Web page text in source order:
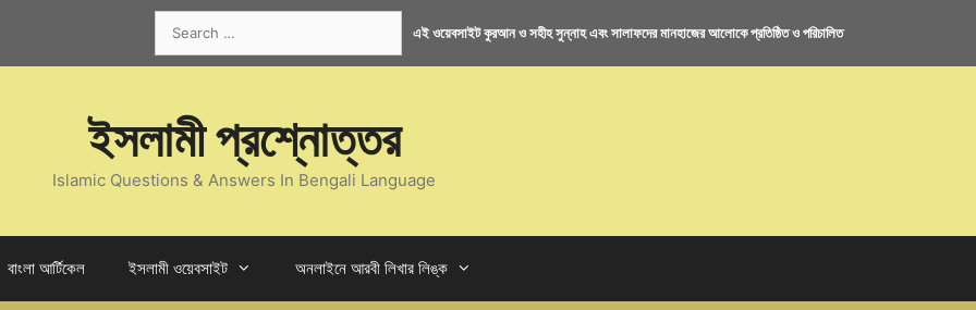
for:
এই ওয়েবসাইট কুরআন ও সহীহ সুন্নাহ এবং সালাফদের মানহাজের আলোকে প্রতিষ্ঠিত ও পরিচালিত
ইসলামী প্রশ্নোত্তর
Islamic Questions & Answers In Bengali Language
বাংলা আর্টিকেল ইসলামী ওয়েবসাইট অনলাইনে আরবী লিখার লিঙ্ক